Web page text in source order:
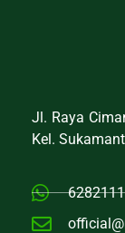
Jl. Raya
Kel.